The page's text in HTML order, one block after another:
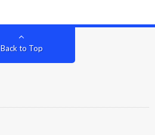
Back to Top